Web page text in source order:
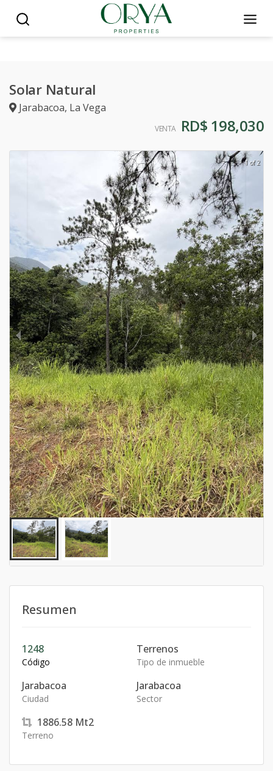
Solar Natural
Jarabacoa, La Vega
VENTA RD$ 198,030
1 of 2
Resumen
1248
Código
Terrenos
Tipo de inmueble
Jarabacoa
Ciudad
Jarabacoa
Sector
1886.58 Mt2
Terreno